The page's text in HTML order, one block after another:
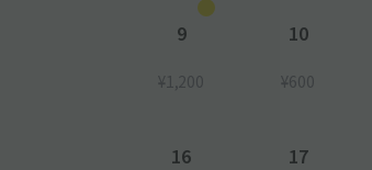
9
¥1,200
10
¥600
16 17